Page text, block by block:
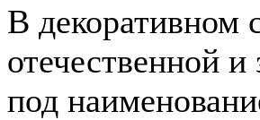
В декоративном
отечественной
под